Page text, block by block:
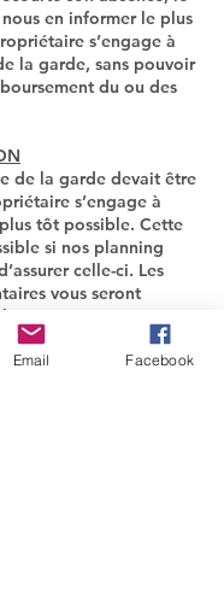
en informer le plus
s’engage à
la garde, sans pouvoir
du ou des
de la garde devait être
s’engage à
tôt possible. Cette
si nos planning
celle-ci. Les
vous seront
Email Facebook